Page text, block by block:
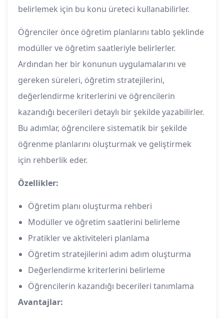
belirlemek için bu konu üreteci kullanabilirler.
Öğrenciler önce öğretim planlarını tablo şeklinde
modüller ve öğretim saatleriyle belirlerler.
Ardından her bir konunun uygulamalarını ve
gereken süreleri, öğretim stratejilerini,
değerlendirme kriterlerini ve öğrencilerin
kazandığı becerileri detaylı bir şekilde yazabilirler.
Bu adımlar, öğrencilere sistematik bir şekilde
öğrenme planlarını oluşturmak ve geliştirmek
için rehberlik eder.
Özellikler:
Öğretim planı oluşturma rehberi
Modüller ve öğretim saatlerini belirleme
Pratikler ve aktiviteleri planlama
Öğretim stratejilerini adım adım oluşturma
Değerlendirme kriterlerini belirleme
Öğrencilerin kazandığı becerileri tanımlama
Avantajlar: